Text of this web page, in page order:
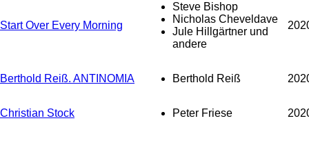
Start Over Every Morning
Steve Bishop
Nicholas Cheveldave
Jule Hillgärtner und
andere
Berthold Reiß. ANTINOMIA Berthold Reiß
Christian Stock Peter Friese